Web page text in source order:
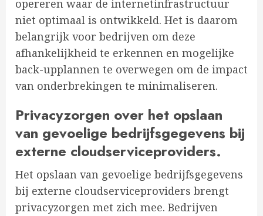
opereren waar de internetinfrastructuur
niet optimaal is ontwikkeld. Het is daarom
belangrijk voor bedrijven om deze
afhankelijkheid te erkennen en mogelijke
back-upplannen te overwegen om de impact
van onderbrekingen te minimaliseren.
Privacyzorgen over het opslaan
van gevoelige bedrijfsgegevens bij
externe cloudserviceproviders.
Het opslaan van gevoelige bedrijfsgegevens
bij externe cloudserviceproviders brengt
privacyzorgen met zich mee. Bedrijven